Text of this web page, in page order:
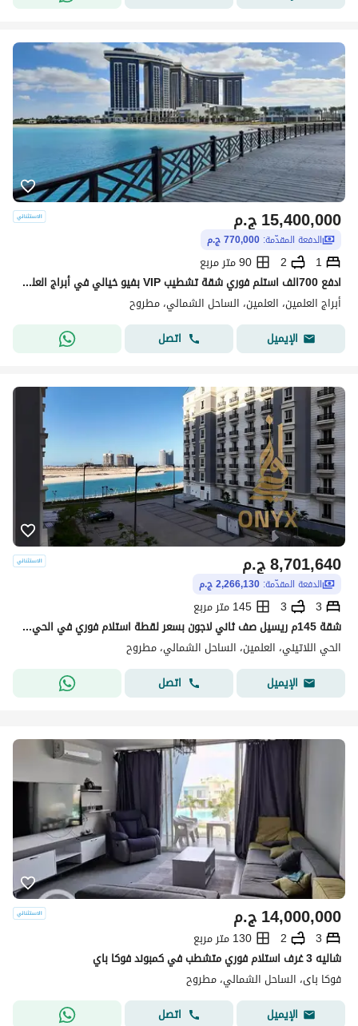
ج.م15,400,000
الدفعة المقدّمة: 770,000 ج.م
1
2
90 متر مربع
ادفع 700الف استلم فوري شقة تشطيب VIP بفيو خيالي في أبراج العلمين الجديدة
أبراج العلمين، العلمين، الساحل الشمالي، مطروح
الإيميل
اتصل
ج.م8,701,640
الدفعة المقدّمة: 2,266,130 ج.م
3
3
145 متر مربع
شقة 145م ريسيل صف ثاني لاجون بسعر لقطة استلام فوري في الحي اللاتيني بالعلمين الجديدة - Latin District in New Alamein
الحي اللاتيني، العلمين، الساحل الشمالي، مطروح
الإيميل
اتصل
ج.م14,000,000
3
2
130 متر مربع
شاليه 3 غرف استلام فوري متشطب في كمبوند فوكا باي
فوكا باى، الساحل الشمالي، مطروح
الإيميل
اتصل